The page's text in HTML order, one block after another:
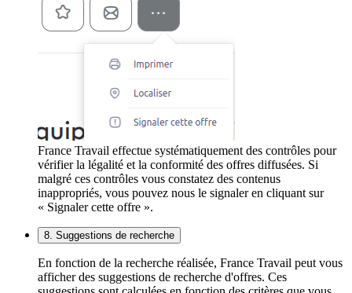
France Travail effectue systématiquement des contrôles pour
vérifier la légalité et la conformité des offres diffusées. Si
malgré ces contrôles vous constatez des contenus
inappropriés, vous pouvez nous le signaler en cliquant sur
« Signaler cette offre ».
8. Suggestions de recherche
En fonction de la recherche réalisée, France Travail peut vous
afficher des suggestions de recherche d'offres. Ces